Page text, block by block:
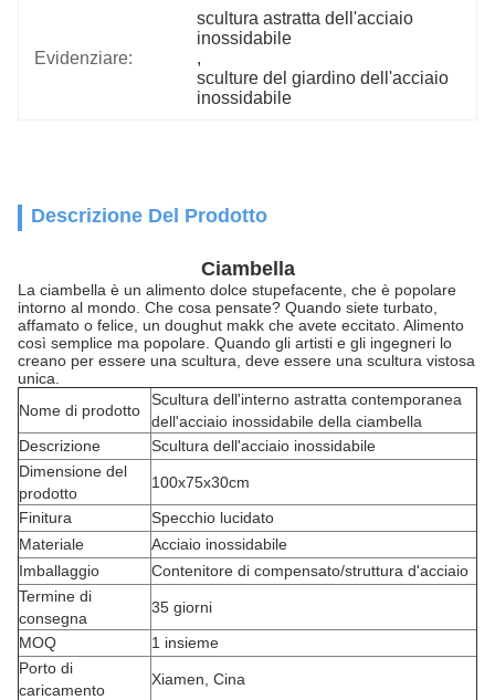
Evidenziare:
scultura astratta dell'acciaio
inossidabile
,
sculture del giardino dell'acciaio
inossidabile
Descrizione Del Prodotto
Ciambella
La ciambella è un alimento dolce stupefacente, che è popolare
intorno al mondo. Che cosa pensate? Quando siete turbato,
affamato o felice, un doughut makk che avete eccitato. Alimento
così semplice ma popolare. Quando gli artisti e gli ingegneri lo
creano per essere una scultura, deve essere una scultura vistosa
unica.
Nome di prodotto
Scultura dell'interno astratta contemporanea
dell'acciaio inossidabile della ciambella
Descrizione
Scultura dell'acciaio inossidabile
Dimensione del
prodotto
100x75x30cm
Finitura
Specchio lucidato
Materiale
Acciaio inossidabile
Imballaggio
Contenitore di compensato/struttura d'acciaio
Termine di
consegna
35 giorni
MOQ
1 insieme
Porto di
caricamento
Xiamen, Cina